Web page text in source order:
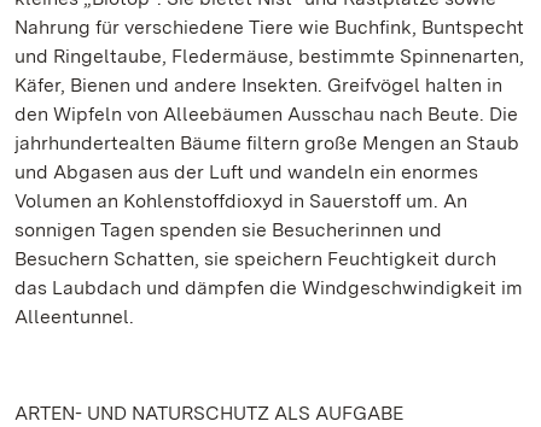
Nahrung für verschiedene Tiere wie Buchfink, Buntspecht
und Ringeltaube, Fledermäuse, bestimmte Spinnenarten,
Käfer, Bienen und andere Insekten. Greifvögel halten in
den Wipfeln von Alleebäumen Ausschau nach Beute. Die
jahrhundertealten Bäume filtern große Mengen an Staub
und Abgasen aus der Luft und wandeln ein enormes
Volumen an Kohlenstoffdioxyd in Sauerstoff um. An
sonnigen Tagen spenden sie Besucherinnen und
Besuchern Schatten, sie speichern Feuchtigkeit durch
das Laubdach und dämpfen die Windgeschwindigkeit im
Alleentunnel.
ARTEN- UND NATURSCHUTZ ALS AUFGABE